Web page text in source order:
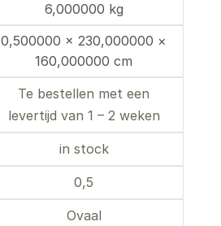
6,000000 kg
0,500000 × 230,000000 ×
160,000000 cm
Te bestellen met een
levertijd van 1 – 2 weken
in stock
0,5
Ovaal